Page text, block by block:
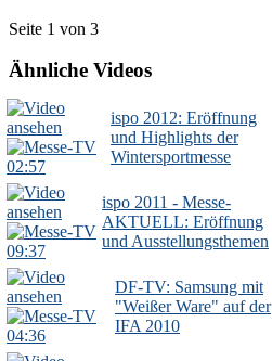
Seite 1 von 3
Ähnliche Videos
02:57
ispo 2012: Eröffnung
und Highlights der
Wintersportmesse
09:37
ispo 2011 - Messe-
AKTUELL: Eröffnung
und Ausstellungsthemen
04:36
DF-TV: Samsung mit
"Weißer Ware" auf der
IFA 2010